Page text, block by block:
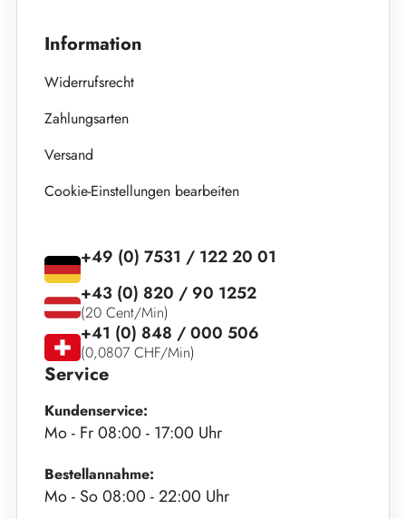
Information
Widerrufsrecht
Zahlungsarten
Versand
Cookie-Einstellungen bearbeiten
Service
Kundenservice:
Mo - Fr 08:00 - 17:00 Uhr
Bestellannahme:
Mo - So 08:00 - 22:00 Uhr
+49 (0) 7531 / 122 20 01
+43 (0) 820 / 90 1252
(20 Cent/Min)
+41 (0) 848 / 000 506
(0,0807 CHF/Min)